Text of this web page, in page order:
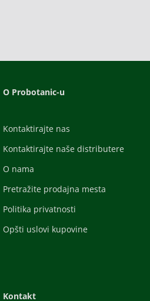
O Probotanic-u
Kontaktirajte nas
Kontaktirajte naše distributere
O nama
Pretražite prodajna mesta
Politika privatnosti
Opšti uslovi kupovine
Kontakt